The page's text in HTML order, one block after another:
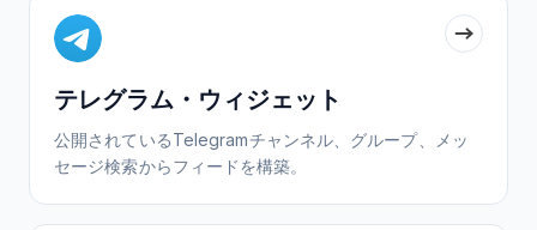
テレグラム・ウィジェット
公開されているTelegramチャンネル、グループ、メッ
セージ検索からフィードを構築。